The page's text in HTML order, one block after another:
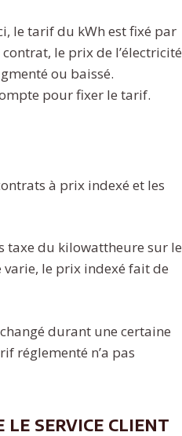
le tarif du kWh est fixé par
le prix de l’électricité
ou baissé.
pour fixer le tarif.
à prix indexé et les
taxe du kilowattheure sur le
varie, le prix indexé fait de
durant une certaine
réglementé n’a pas
le service client